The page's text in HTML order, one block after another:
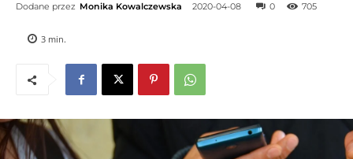
Dodane przez Monika Kowalczewska 2020-04-08 0 705
3 min.